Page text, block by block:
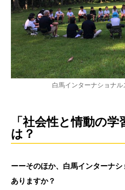
白馬インターナショナル
「社会性と情動の学
は？
ーーそのほか、白馬インターナ
ありますか？